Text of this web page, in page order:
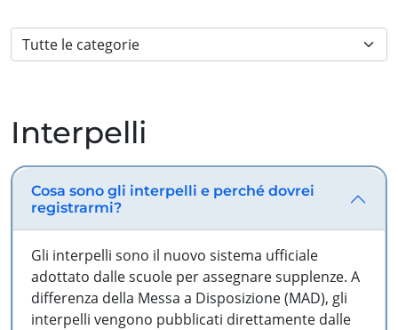
Interpelli
Cosa sono gli interpelli e perché dovrei
registrarmi?
Gli interpelli sono il nuovo sistema ufficiale
adottato dalle scuole per assegnare supplenze. A
differenza della Messa a Disposizione (MAD), gli
interpelli vengono pubblicati direttamente dalle